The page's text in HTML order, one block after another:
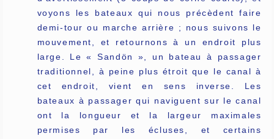
voyons les bateaux qui nous précèdent faire
demi-tour ou marche arrière ; nous suivons le
mouvement, et retournons à un endroit plus
large. Le « Sandön », un bateau à passager
traditionnel, à peine plus étroit que le canal à
cet endroit, vient en sens inverse. Les
bateaux à passager qui naviguent sur le canal
ont la longueur et la largeur maximales
permises par les écluses, et certains